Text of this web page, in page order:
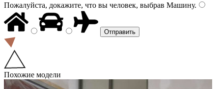
Пожалуйста, докажите, что вы человек, выбрав Машину.
Похожие модели